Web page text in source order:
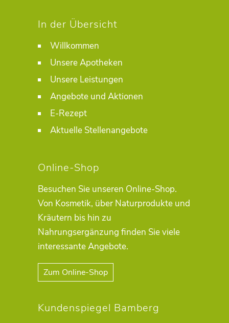
In der Übersicht
Willkommen
Unsere Apotheken
Unsere Leistungen
Angebote und Aktionen
E-Rezept
Aktuelle Stellenangebote
Online-Shop
Besuchen Sie unseren Online-Shop.
Von Kosmetik, über Naturprodukte und
Kräutern bis hin zu
Nahrungsergänzung finden Sie viele
interessante Angebote.
Zum Online-Shop
Kundenspiegel Bamberg